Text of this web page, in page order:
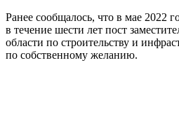
Ранее сообщалось, что в мае 2022
в течение шести лет пост
области по строительству и
по собственному желанию.